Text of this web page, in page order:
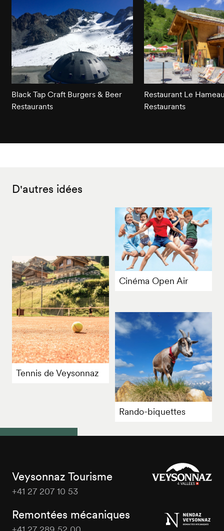
Black Tap Craft Burgers & Beer
Restaurants
Restaurant Le
Restaurants
D'autres idées
Cinéma Open Air
Tennis de Veysonnaz
Rando-biquettes
Veysonnaz Tourisme
+41 27 207 10 53
Remontées mécaniques